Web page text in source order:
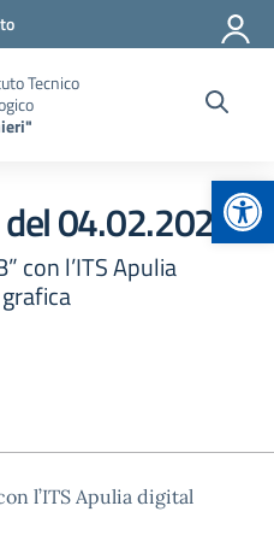
Tecnico
04.02.2025
con l’ITS Apulia
l’ITS Apulia digital